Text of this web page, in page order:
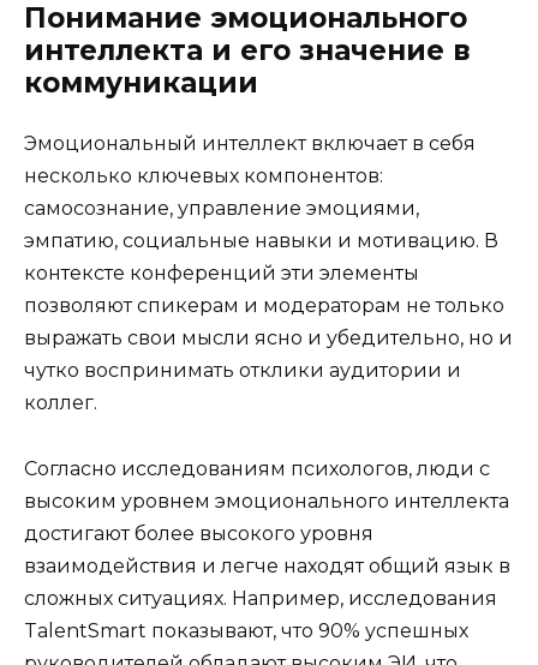
Понимание эмоционального
интеллекта и его значение в
коммуникации
Эмоциональный интеллект включает в себя
несколько ключевых компонентов:
самосознание, управление эмоциями,
эмпатию, социальные навыки и мотивацию. В
контексте конференций эти элементы
позволяют спикерам и модераторам не только
выражать свои мысли ясно и убедительно, но и
чутко воспринимать отклики аудитории и
коллег.
Согласно исследованиям психологов, люди с
высоким уровнем эмоционального интеллекта
достигают более высокого уровня
взаимодействия и легче находят общий язык в
сложных ситуациях. Например, исследования
TalentSmart показывают, что 90% успешных